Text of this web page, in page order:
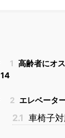
1 高齢者にオ
14
2 エレベータ
2.1 車椅子